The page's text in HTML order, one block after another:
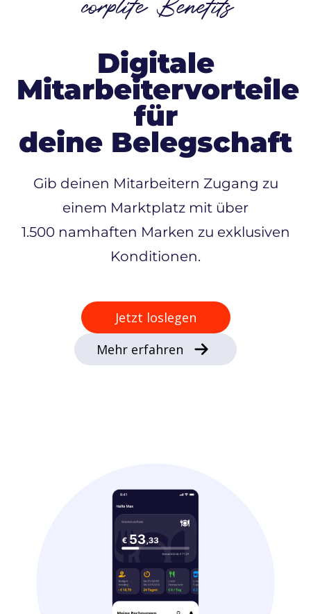
Digitale
Mitarbeitervorteile
für
deine Belegschaft
Gib deinen Mitarbeitern Zugang zu
einem Marktplatz mit über
1.500 namhaften Marken zu exklusiven
Konditionen.
Jetzt loslegen
Mehr erfahren